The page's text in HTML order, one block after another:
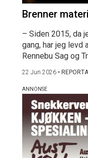
Brenner
– Siden 2015, da
gang, har jeg levd
Rennebu Sag og
22 Jun 2026 •